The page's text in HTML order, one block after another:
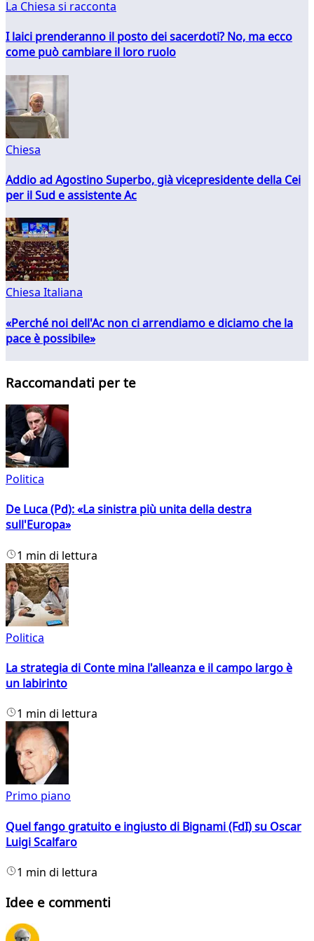
La Chiesa si racconta
I laici prenderanno il posto dei sacerdoti? No, ma ecco
come può cambiare il loro ruolo
Chiesa
Addio ad Agostino Superbo, già vicepresidente della Cei
per il Sud e assistente Ac
Chiesa Italiana
«Perché noi dell'Ac non ci arrendiamo e diciamo che la
pace è possibile»
Raccomandati per te
Politica
De Luca (Pd): «La sinistra più unita della destra
sull'Europa»
1 min di lettura
Politica
La strategia di Conte mina l'alleanza e il campo largo è
un labirinto
1 min di lettura
Primo piano
Quel fango gratuito e ingiusto di Bignami (FdI) su Oscar
Luigi Scalfaro
1 min di lettura
Idee e commenti